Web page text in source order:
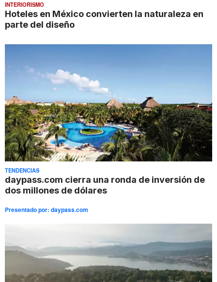
INTERIORISMO
Hoteles en México convierten la naturaleza en
parte del diseño
TENDENCIAS
daypass.com cierra una ronda de inversión de
dos millones de dólares
Presentado por: daypass.com